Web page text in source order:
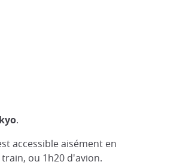
.
accessible aisément en
ou 1h20 d'avion.